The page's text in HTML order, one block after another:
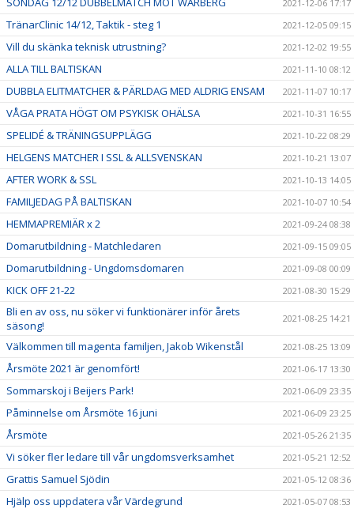
2021-12-06 17:17
TränarClinic 14/12, Taktik - steg 1 2021-12-05 09:15
Vill du skänka teknisk utrustning? 2021-12-02 19:55
ALLA TILL BALTISKAN 2021-11-10 08:12
DUBBLA ELITMATCHER & PÄRLDAG MED ALDRIG ENSAM 2021-11-07 10:17
VÅGA PRATA HÖGT OM PSYKISK OHÄLSA 2021-10-31 16:55
SPELIDÉ & TRÄNINGSUPPLÄGG 2021-10-22 08:29
HELGENS MATCHER I SSL & ALLSVENSKAN 2021-10-21 13:07
AFTER WORK & SSL 2021-10-13 14:05
FAMILJEDAG PÅ BALTISKAN 2021-10-07 10:54
HEMMAPREMIÄR x 2 2021-09-24 08:38
Domarutbildning - Matchledaren 2021-09-15 09:05
Domarutbildning - Ungdomsdomaren 2021-09-08 00:09
KICK OFF 21-22 2021-08-30 15:29
Bli en av oss, nu söker vi funktionärer inför årets
säsong!
2021-08-25 14:21
Välkommen till magenta familjen, Jakob Wikenstål 2021-08-25 13:09
Årsmöte 2021 är genomfört! 2021-06-17 13:30
Sommarskoj i Beijers Park! 2021-06-09 23:35
Påminnelse om Årsmöte 16 juni 2021-06-09 23:25
Årsmöte 2021-05-26 21:35
Vi söker fler ledare till vår ungdomsverksamhet 2021-05-21 12:52
Grattis Samuel Sjödin 2021-05-12 08:36
Hjälp oss uppdatera vår Värdegrund 2021-05-07 08:53